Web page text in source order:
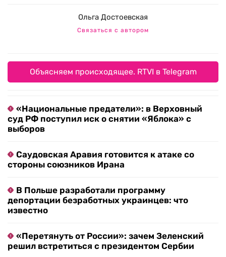
Ольга Достоевская
Связаться с автором
Объясняем происходящее. RTVI в Telegram
«Национальные предатели»: в Верховный
суд РФ поступил иск о снятии «Яблока» с
выборов
Саудовская Аравия готовится к атаке со
стороны союзников Ирана
В Польше разработали программу
депортации безработных украинцев: что
известно
«Перетянуть от России»: зачем Зеленский
решил встретиться с президентом Сербии